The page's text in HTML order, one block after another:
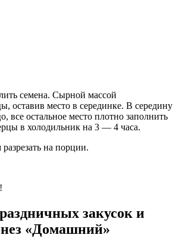
семена. Сырной массой
оставив место в серединке. В середину
все остальное место плотно заполнить
в холодильник на 3 — 4 часа.
на порции.
закусок и
«Домашний»